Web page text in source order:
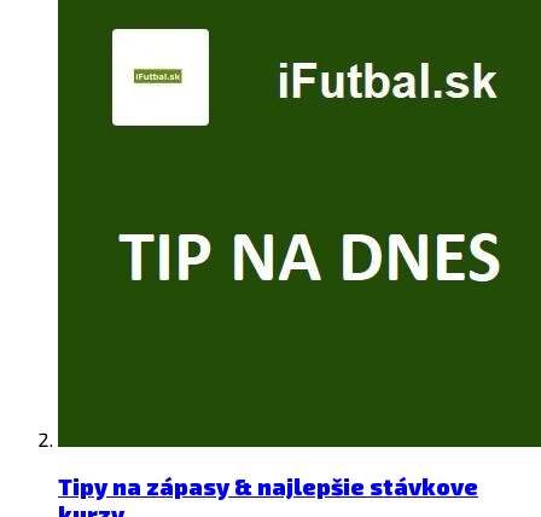
Tipy na zápasy & najlepšie stávkove